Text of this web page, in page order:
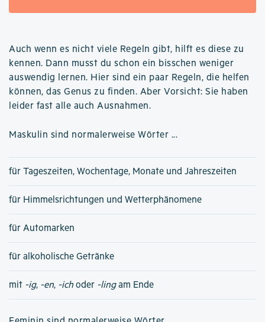
Auch wenn es nicht viele Regeln gibt, hilft es diese zu
kennen. Dann musst du schon ein bisschen weniger
auswendig lernen. Hier sind ein paar Regeln, die helfen
können, das Genus zu finden. Aber Vorsicht: Sie haben
leider fast alle auch Ausnahmen.
Maskulin sind normalerweise Wörter ...
für Tageszeiten, Wochentage, Monate und Jahreszeiten
für Himmelsrichtungen und Wetterphänomene
für Automarken
für alkoholische Getränke
mit -ig, -en, -ich oder -lingam Ende